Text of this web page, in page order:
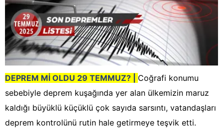
DEPREM Mİ OLDU 29 TEMMUZ?
Coğrafi konumu
sebebiyle deprem kuşağında yer alan ülkemizin maruz
kaldığı büyüklü küçüklü çok sayıda sarsıntı, vatandaşları
deprem kontrolünü rutin hale getirmeye teşvik etti.